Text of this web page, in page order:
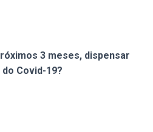
3 meses, dispensar
Covid-19?